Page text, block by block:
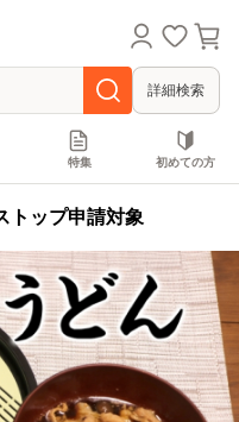
詳細検索
特集 初めての方
トップ申請対象